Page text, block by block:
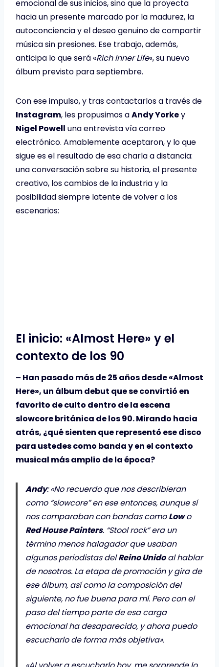
emocional de sus inicios, sino que la proyecta
hacia un presente marcado por la madurez, la
autoconciencia y el deseo genuino de compartir
música sin presiones. Ese trabajo, además,
anticipa lo que será «Rich Inner Life«, su nuevo
álbum previsto para septiembre.
Con ese impulso, y tras contactarlos a través de
Instagram, les propusimos aAndy Yorkey
Nigel Powell una entrevista vía correo
electrónico. Amablemente aceptaron, y lo que
sigue es el resultado de esa charla a distancia:
una conversación sobre su historia, el presente
creativo, los cambios de la industria y la
posibilidad siempre latente de volver a los
escenarios:
El inicio: «Almost Here» y el
contexto de los 90
– Han pasado más de 25 años desde «Almost
Here», un álbum debut que se convirtió en
favorito de culto dentro de la escena
slowcore británica de los 90. Mirando hacia
atrás, ¿qué sienten que representó ese disco
para ustedes como banda y en el contexto
musical más amplio de la época?
Andy: «No recuerdo que nos describieran
como “slowcore” en ese entonces, aunque sí
nos comparaban con bandas comoLowo
Red House Painters. “Stool rock” era un
término menos halagador que usaban
algunos periodistas delReino Unidoal hablar
de nosotros. La etapa de promoción y gira de
ese álbum, así como la composición del
siguiente, no fue buena para mí. Pero con el
paso del tiempo parte de esa carga
emocional ha desaparecido, y ahora puedo
escucharlo de forma más objetiva».